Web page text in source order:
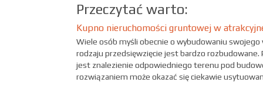
Przeczytać warto:
Kupno nieruchomości gruntowej w
Wiele osób myśli obecnie o wybudowaniu
rodzaju przedsięwzięcie jest bardzo
jest znalezienie odpowiedniego terenu pod
rozwiązaniem może okazać się ciekawie